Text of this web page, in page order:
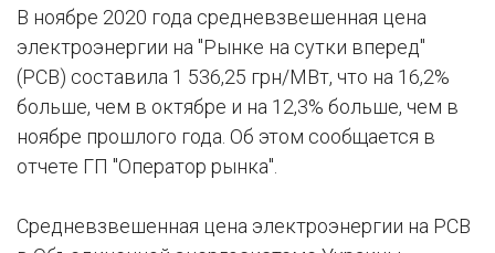
В ноябре 2020 года средневзвешенная цена
электроэнергии на "Рынке на сутки вперед"
(РСВ) составила 1 536,25 грн/МВт, что на 16,2%
больше, чем в октябре и на 12,3% больше, чем в
ноябре прошлого года. Об этом сообщается в
отчете ГП "Оператор рынка".
Средневзвешенная цена электроэнергии на РСВ